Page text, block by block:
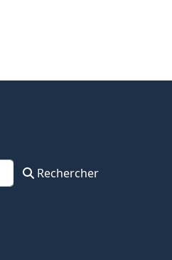
Rechercher